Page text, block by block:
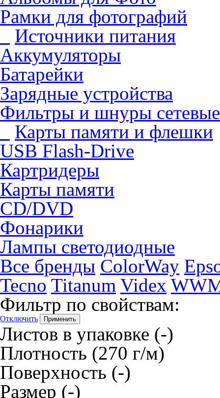
Рамки для фотографий
Источники питания
Аккумуляторы
Батарейки
Зарядные устройства
Фильтры и шнуры сетевые
Карты памяти и флешки
USB Flash-Drive
Картридеры
Карты памяти
CD/DVD
Фонарики
Лампы светодиодные
Все бренды ColorWay
Tecno Titanum Videx
Фильтр по свойствам:
Отключить
Листов в упаковке (-)
Плотность (270 г/м)
Поверхность (-)
Размер (-)